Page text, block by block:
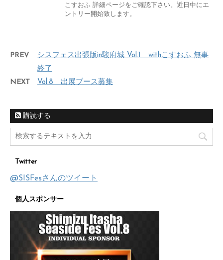
こすおふ 詳細ページをご確認下さい。近日中にエ
ントリー開始致します。
PREV
シスフェス出張版in駿府城 Vol.1 withこすおふ 無事
終了
NEXT
Vol.8 出展ブース募集
購読する
Twitter
@SISFesさんのツイート
個人スポンサー